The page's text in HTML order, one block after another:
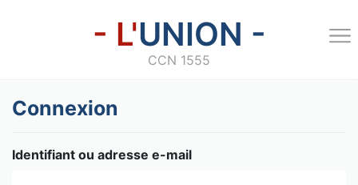
- L'UNION -
CCN 1555
Connexion
Identifiant ou adresse e-mail